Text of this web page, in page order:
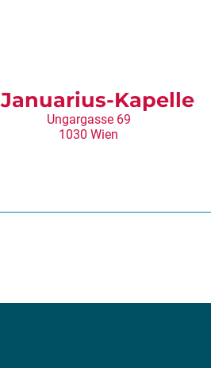
Januarius-Kapelle
Ungargasse 69
1030 Wien